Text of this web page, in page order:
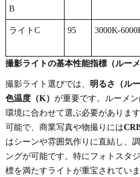
B
ライトC 95 3000K-
撮影ライトの基本性能指標（ルー
撮影ライト選びでは、 明るさ（ルー
色温度（K） が重要です。ルーメ
環境に合わせて選ぶ必要がありま
可能で、商業写真や物撮りには
はシーンや雰囲気作りに直結し、
ングが可能です。特にフォトスタ
標を満たすライトが重宝されていま